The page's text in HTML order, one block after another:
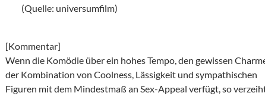
(Quelle: universumfilm)
[Kommentar]
Wenn die Komödie über ein hohes Tempo, den gewissen
der Kombination von Coolness, Lässigkeit und sympathischen
Figuren mit dem Mindestmaß an Sex-Appeal verfügt, so